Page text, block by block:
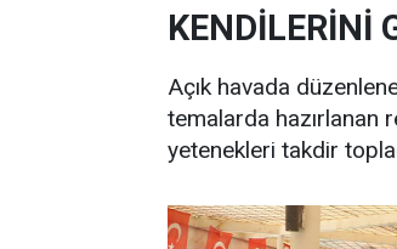
KENDİLERİNİ
Açık havada
temalarda hazırlanan
yetenekleri takdir